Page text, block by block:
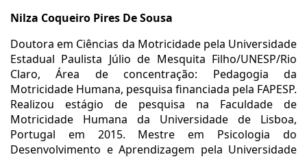
Nilza Coqueiro Pires De Sousa
Doutora em Ciências da Motricidade pela Universidade
Estadual Paulista Júlio de Mesquita Filho/UNESP/Rio
Claro, Área de concentração: Pedagogia da
Motricidade Humana, pesquisa financiada pela FAPESP.
Realizou estágio de pesquisa na Faculdade de
Motricidade Humana da Universidade de Lisboa,
Portugal em 2015. Mestre em Psicologia do
Desenvolvimento e Aprendizagem pela Universidade